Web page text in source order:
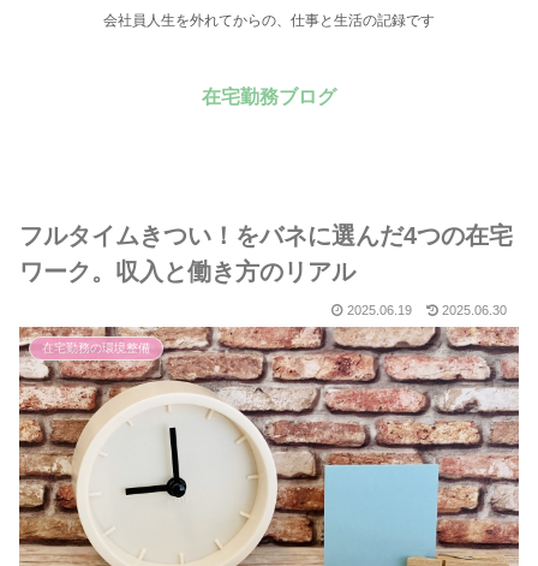
会社員人生を外れてからの、仕事と生活の記録です
在宅勤務ブログ
フルタイムきつい！をバネに選んだ4つの在宅
ワーク。収入と働き方のリアル
2025.06.19 2025.06.30
在宅勤務の環境整備